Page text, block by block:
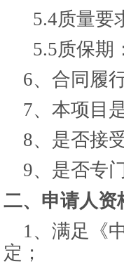
5.4质量要
5.5质保期
6、合同履
7、本项目
8、是否接
9、是否专
二、申请人资
1、满足《
定 ；